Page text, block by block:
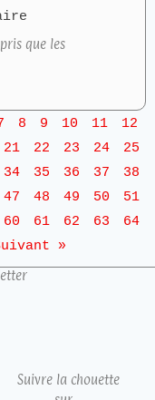
que les
8 9 10 11
12
21 22 23 24
25
34 35 36 37
38
47 48 49 50
51
60 61 62 63
64
»
Suivre la chouette